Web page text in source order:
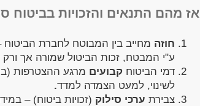
אז מהם התנאים והזכויות בביטוח
חוזה מחייב בין המבוטח לחברת
ע"י המבטח, זכות הביטול שמורה אך
דמי הביטוחקבועים מרגע ההצטרפות
לשינוי, למעט הצמדה למדד.
צבירת ערכי סילוק (זכויות ביטוח) –